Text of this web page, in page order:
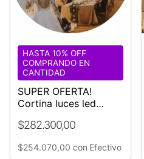
SUPER OFERTA!
Cortina luces led
techos Bodas y
1168882705
$282.300,00
HASTA 10% OFF
COMPRANDO EN
CANTIDAD
$254.070,00 con Efectivo